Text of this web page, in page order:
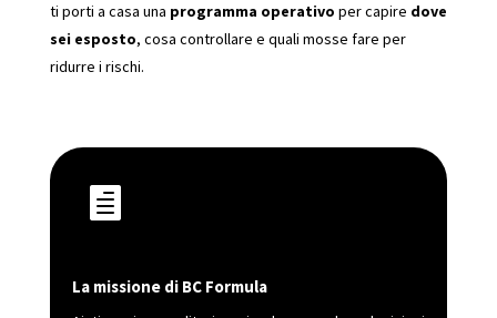
ti porti a casa una programma operativo per capire dove
sei esposto, cosa controllare e quali mosse fare per
ridurre i rischi.

La missione di BC Formula